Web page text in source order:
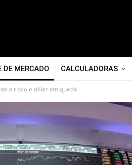
DE MERCADO CALCULADORAS
a risco e dólar em queda